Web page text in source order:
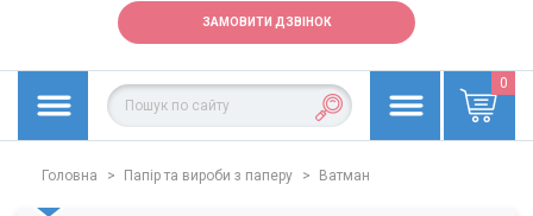
ЗАМОВИТИ ДЗВІНОК
0
Головна > Папір та вироби з паперу > Ватман